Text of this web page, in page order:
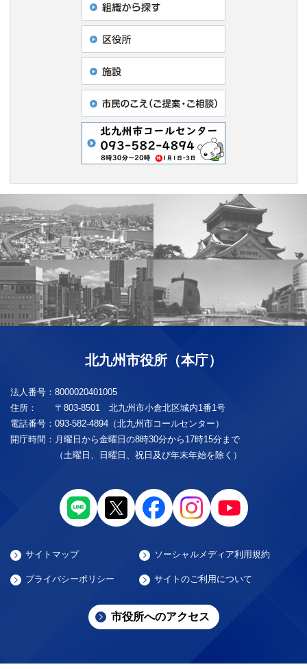
北九州市役所（本庁）
法人番号： 8000020401005
住所：
〒803-8501 北九州市小倉北区城内1番1号
電話番号： 093-582-4894（北九州市コールセンター）
開庁時間： 月曜日から金曜日の8時30分から17時15分まで
（土曜日、日曜日、祝日及び年末年始を除く）
サイトマップ ソーシャルメディア利用規約
プライバシーポリシー サイトのご利用について
市役所へのアクセス